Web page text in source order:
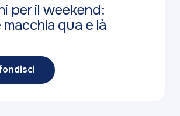
per il weekend:
qua e là